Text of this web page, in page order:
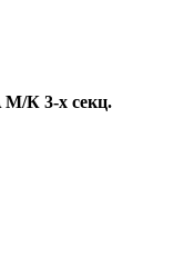
М/К 3-х секц.